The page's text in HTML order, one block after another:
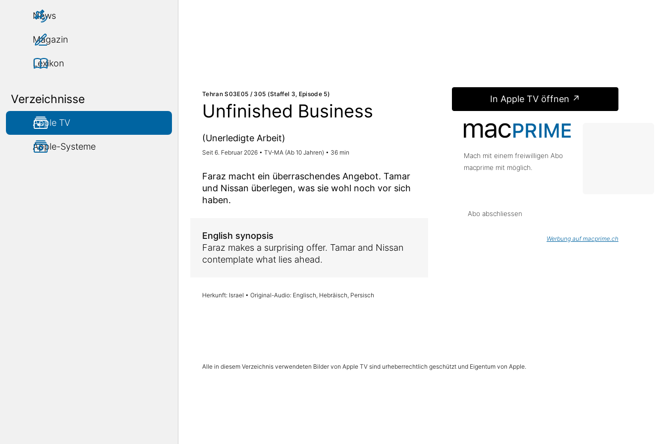
News
Magazin
Lexikon
Verzeichnisse
Apple TV
Apple-Systeme
Tehran S03E05 / 305 (Staffel 3, Episode 5)
Unfinished Business
(Unerledigte Arbeit)
Seit 6. Februar 2026 • TV-MA (Ab 10 Jahren) • 36 min
Faraz macht ein überraschendes Angebot. Tamar
und Nissan überlegen, was sie wohl noch vor sich
haben.
English synopsis
Faraz makes a surprising offer. Tamar and Nissan
contemplate what lies ahead.
Herkunft: Israel • Original-Audio: Englisch, Hebräisch, Persisch
In Apple TV öffnen ↗
Mach mit einem freiwilligen Abo
macprime mit möglich.
Abo abschliessen
Werbung auf macprime.ch
Alle in diesem Verzeichnis verwendeten Bilder von Apple TV sind urheberrechtlich geschützt und Eigentum von Apple.